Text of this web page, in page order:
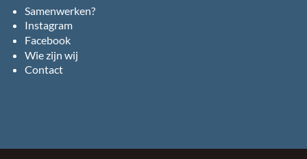
Samenwerken?
Instagram
Facebook
Wie zijn wij
Contact